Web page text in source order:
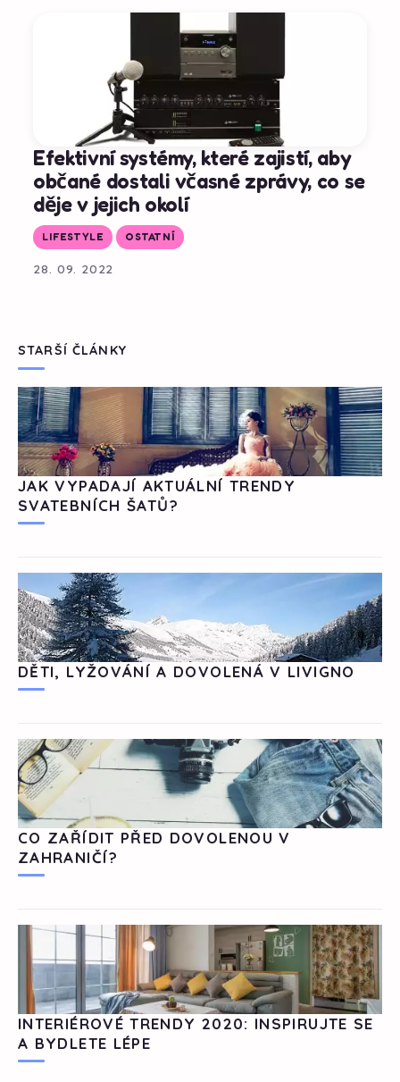
Efektivní systémy, které zajistí, aby
občané dostali včasné zprávy, co se
děje v jejich okolí
LIFESTYLE OSTATNÍ
28. 09. 2022
STARŠÍ ČLÁNKY
JAK VYPADAJÍ AKTUÁLNÍ TRENDY
SVATEBNÍCH ŠATŮ?
DĚTI, LYŽOVÁNÍ A DOVOLENÁ V LIVIGNO
CO ZAŘÍDIT PŘED DOVOLENOU V
ZAHRANIČÍ?
INTERIÉROVÉ TRENDY 2020: INSPIRUJTE SE
A BYDLETE LÉPE